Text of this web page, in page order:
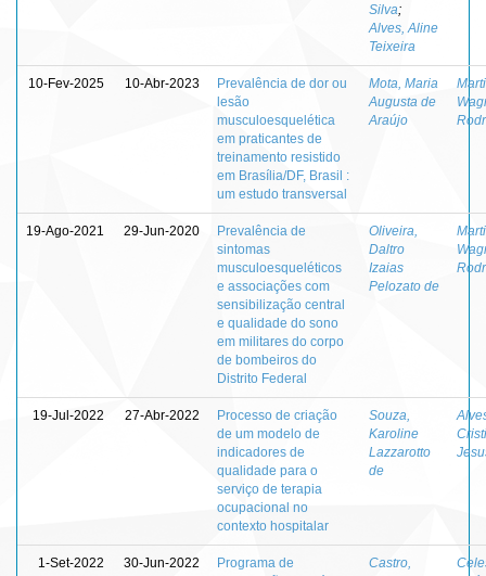
Silva;
Alves, Aline
Teixeira
10-Fev-2025 10-Abr-2023
Prevalência de dor ou
lesão
musculoesquelética
em praticantes de
treinamento resistido
em Brasília/DF, Brasil :
um estudo transversal
Mota, Maria
Augusta de
Araújo
19-Ago-2021 29-Jun-2020
Prevalência de
sintomas
musculoesqueléticos
e associações com
sensibilização central
e qualidade do sono
em militares do corpo
de bombeiros do
Distrito Federal
Oliveira,
Daltro
Izaias
Pelozato de
19-Jul-2022 27-Abr-2022
Processo de criação
de um modelo de
indicadores de
qualidade para o
serviço de terapia
ocupacional no
contexto hospitalar
Souza,
Karoline
Lazzarotto
de
1-Set-2022 30-Jun-2022
Programa de
Castro,